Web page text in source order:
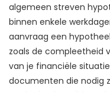
algemeen streven
binnen enkele
aanvraag een
zoals de compleetheid
van je financiële
documenten die nodig